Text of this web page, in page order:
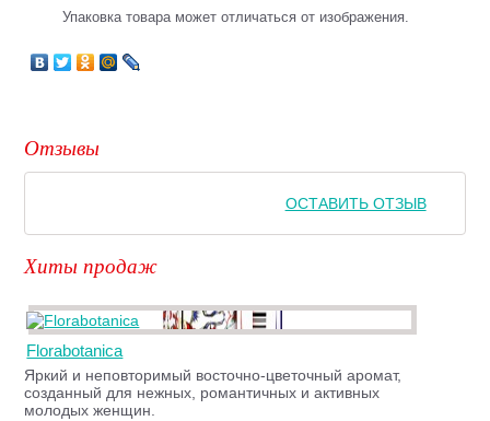
Упаковка товара может отличаться от изображения.
Отзывы
ОСТАВИТЬ ОТЗЫВ
Хиты продаж
Florabotanica
Яркий и неповторимый восточно-цветочный аромат,
созданный для нежных, романтичных и активных
молодых женщин.